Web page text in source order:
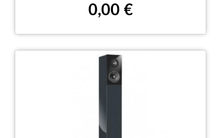
Prezzo
0,00 €